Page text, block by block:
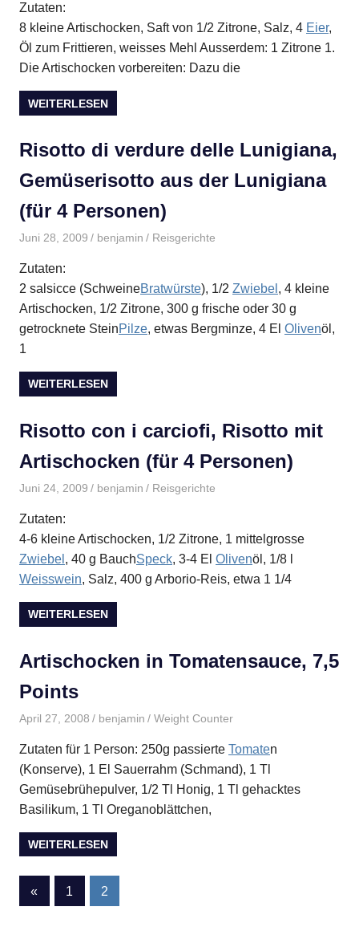
Zutaten:
8 kleine Artischocken, Saft von 1/2 Zitrone, Salz, 4 Eier,
Öl zum Frittieren, weisses Mehl Ausserdem: 1 Zitrone 1.
Die Artischocken vorbereiten: Dazu die
WEITERLESEN
Risotto di verdure delle Lunigiana,
Gemüserisotto aus der Lunigiana
(für 4 Personen)
Juni 28, 2009 benjamin Reisgerichte
Zutaten:
2 salsicce (SchweineBratwürste), 1/2 Zwiebel , 4 kleine
Artischocken, 1/2 Zitrone, 300 g frische oder 30 g
getrocknete SteinPilze, etwas Bergminze, 4 El Olivenöl,
1
WEITERLESEN
Risotto con i carciofi, Risotto mit
Artischocken (für 4 Personen)
Juni 24, 2009 benjamin Reisgerichte
Zutaten:
4-6 kleine Artischocken, 1/2 Zitrone, 1 mittelgrosse
Zwiebel , 40 g BauchSpeck, 3-4 El Olivenöl, 1/8 l
Weisswein, Salz, 400 g Arborio-Reis, etwa 1 1/4
WEITERLESEN
Artischocken in Tomatensauce, 7,5
Points
April 27, 2008 benjamin Weight Counter
Zutaten für 1 Person: 250g passierte Tomaten
(Konserve), 1 El Sauerrahm (Schmand), 1 Tl
Gemüsebrühepulver, 1/2 Tl Honig, 1 Tl gehacktes
Basilikum, 1 Tl Oreganoblättchen,
WEITERLESEN
Seitennummerierung
« Vorherige
Beiträge
1 2